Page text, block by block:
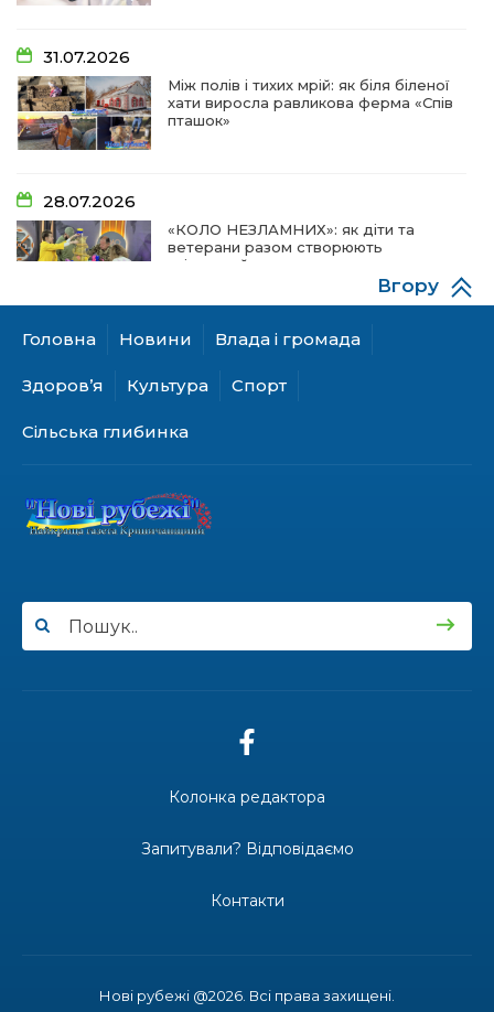
31.07.2026
Між полів і тихих мрій: як біля біленої
хати виросла равликова ферма «Спів
пташок»
28.07.2026
«КОЛО НЕЗЛАМНИХ»: як діти та
ветерани разом створюють
унікальний телепроєкт
18.07.2026
Криничанської громади за
100-ий день народження відзначила
жителька Первозванівки Олена
16.07.2026
ДОЩІ СТРИМУЮТЬ ЖНИВА
громади мають регулярне
сполучення
Головна Новини Влада і громада
Здоров’я Культура Спорт
Сільська глибинка
Вгору
Нові рубежі @2026. Всі права захищені.
Колонка редактора
Запитували? Відповідаємо
Контакти